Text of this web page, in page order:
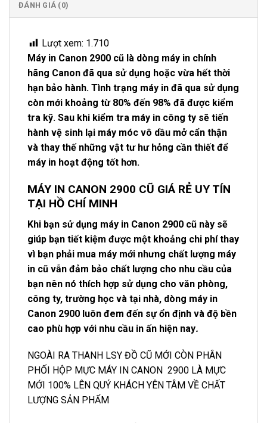
ĐÁNH GIÁ (0)
Lượt xem: 1.710
Máy in Canon 2900 cũ là dòng máy in chính
hãng Canon đã qua sử dụng hoặc vừa hết thời
hạn bảo hành. Tình trạng máy in đã qua sử dụng
còn mới khoảng từ 80% đến 98% đã được kiểm
tra kỹ. Sau khi kiểm tra máy in công ty sẽ tiến
hành vệ sinh lại máy móc vô dầu mở cẩn thận
và thay thế những vật tư hư hỏng cần thiết để
máy in hoạt động tốt hơn.
MÁY IN CANON 2900 CŨ GIÁ RẺ UY TÍN
TẠI HỒ CHÍ MINH
Khi bạn sử dụng máy in Canon 2900 cũ này sẽ
giúp bạn tiết kiệm được một khoảng chi phí thay
vì bạn phải mua máy mới nhưng chất lượng máy
in cũ vẫn đảm bảo chất lượng cho nhu cầu của
bạn nên nó thích hợp sử dụng cho văn phòng,
công ty, trường học và tại nhà, dòng máy in
Canon 2900 luôn đem đến sự ổn định và độ bền
cao phù hợp với nhu cầu in ấn hiện nay.
NGOÀI RA THANH LSY ĐỒ CŨ MỚI CÒN PHÂN
PHỐI HỘP MỰC MÁY IN CANON 2900 LÀ MỰC
MỚI 100% LÊN QUÝ KHÁCH YÊN TÂM VỀ CHẤT
LƯỢNG SẢN PHẨM